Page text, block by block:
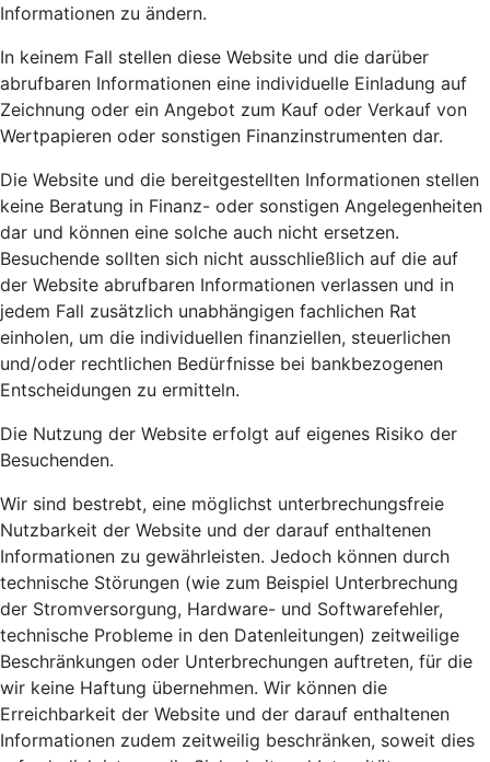
Informationen zu ändern.
In keinem Fall stellen diese Website und die darüber
abrufbaren Informationen eine individuelle Einladung auf
Zeichnung oder ein Angebot zum Kauf oder Verkauf von
Wertpapieren oder sonstigen Finanzinstrumenten dar.
Die Website und die bereitgestellten Informationen stellen
keine Beratung in Finanz- oder sonstigen Angelegenheiten
dar und können eine solche auch nicht ersetzen.
Besuchende sollten sich nicht ausschließlich auf die auf
der Website abrufbaren Informationen verlassen und in
jedem Fall zusätzlich unabhängigen fachlichen Rat
einholen, um die individuellen finanziellen, steuerlichen
und/oder rechtlichen Bedürfnisse bei bankbezogenen
Entscheidungen zu ermitteln.
Die Nutzung der Website erfolgt auf eigenes Risiko der
Besuchenden.
Wir sind bestrebt, eine möglichst unterbrechungsfreie
Nutzbarkeit der Website und der darauf enthaltenen
Informationen zu gewährleisten. Jedoch können durch
technische Störungen (wie zum Beispiel Unterbrechung
der Stromversorgung, Hardware- und Softwarefehler,
technische Probleme in den Datenleitungen) zeitweilige
Beschränkungen oder Unterbrechungen auftreten, für die
wir keine Haftung übernehmen. Wir können die
Erreichbarkeit der Website und der darauf enthaltenen
Informationen zudem zeitweilig beschränken, soweit dies